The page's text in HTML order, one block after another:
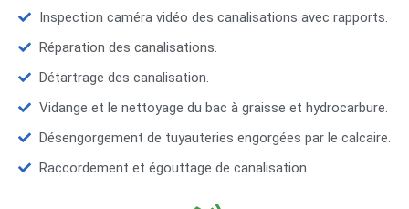
Inspection caméra vidéo des canalisations avec rapports.
Réparation des canalisations.
Détartrage des canalisation.
Vidange et le nettoyage du bac à graisse et hydrocarbure.
Désengorgement de tuyauteries engorgées par le calcaire.
Raccordement et égouttage de canalisation.